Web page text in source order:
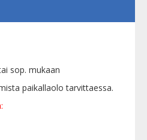
sop. mukaan
paikallaolo tarvittaessa.